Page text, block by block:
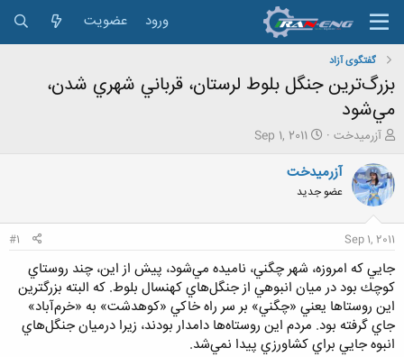
ورود عضویت
گفتگوی آزاد
بزرگ‌ترين جنگل بلوط لرستان، قرباني شهري شدن،
مي‌شود‌
ش
و
ع
ک
ن
د
ه
م
و
ض
و
ع
آزرمیدخت
ت
ر
خ
ع
Sep 1, 2011
آزرمیدخت
عضو جدید
Sep 1, 2011
#1
جايي كه امروزه، شهر چگني، ناميده مي‌شود، پيش از اين، چند روستاي
كوچك بود در ميان انبوهي از جنگل‌هاي كهنسال بلوط. كه البته بزرگترين
اين روستاها يعني «چگني» بر سر راه خاكي «كوهدشت» به «خرم‌آباد»
جاي گرفته بود. مردم اين روستاه‌ها دامدار بودند، زيرا درميان جنگل‌هاي
انبوه جايي براي كشاورزي پيدا نمي‌شد.